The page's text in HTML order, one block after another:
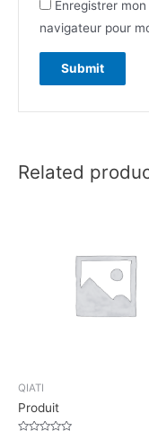
Enregistrer
navigateur pour
Related
QIATI
Produit